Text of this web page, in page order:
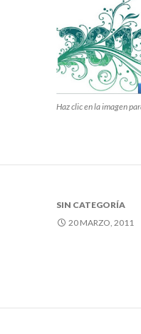
Haz clic en la imagen
SIN CATEGORÍA
20 MARZO, 2011